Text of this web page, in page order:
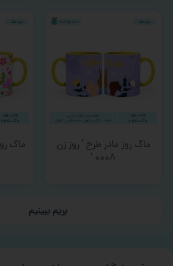
ماگ روز مادر طرح ‘ روز زن
۰۰۰۸ ‘
ماگ
بریم ببینیم